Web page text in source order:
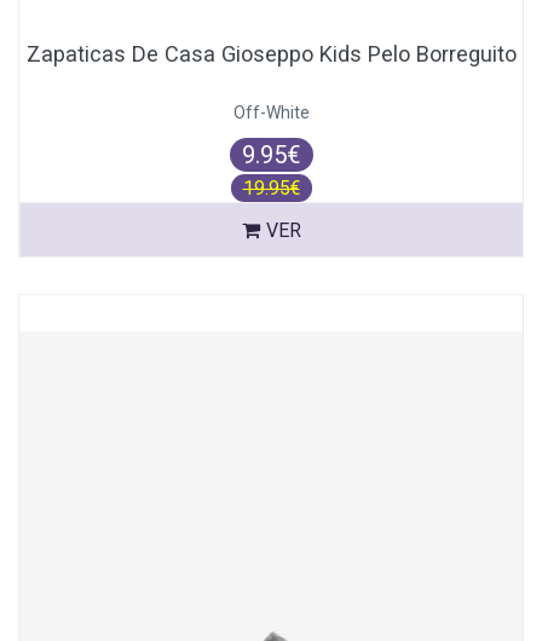
Zapaticas De Casa Gioseppo Kids Pelo Borreguito
Off-White
9.95€
19.95€
VER